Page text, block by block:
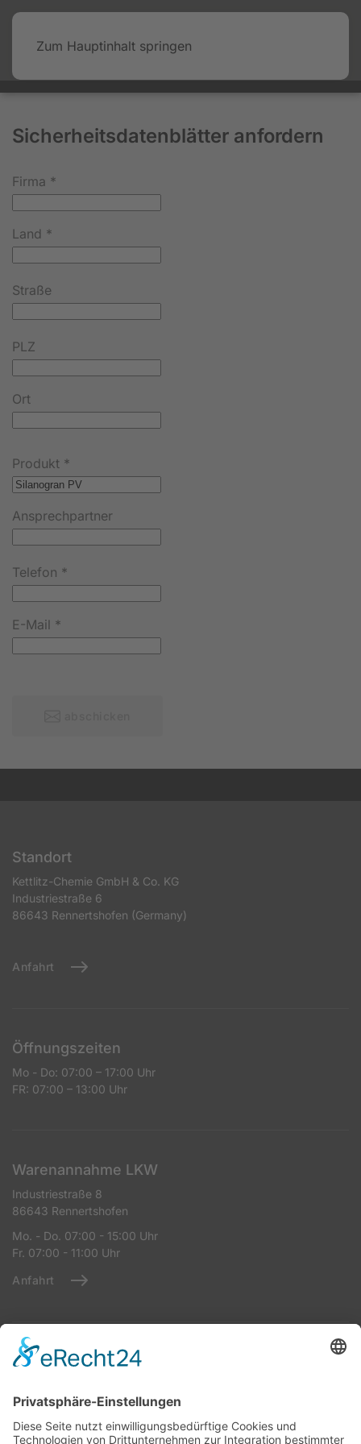
Zum Hauptinhalt springen
Sicherheitsdatenblätter anfordern
Firma *
Land *
Straße
PLZ
Ort
Produkt *
Ansprechpartner
Telefon *
E-Mail *
Standort
Kettlitz-Chemie GmbH & Co. KG
Industriestraße 6
86643 Rennertshofen (Germany)
Anfahrt
Öffnungszeiten
Mo - Do: 07:00 – 17:00 Uhr
FR: 07:00 – 13:00 Uhr
Warenannahme LKW
Industriestraße 8
86643 Rennertshofen
Mo. - Do. 07:00 - 15:00 Uhr
Fr. 07:00 - 11:00 Uhr
Anfahrt
Warenannahme StrTKW
86643 Rennertshofen
Mo - Do: 07:00 – 14:00 Uhr